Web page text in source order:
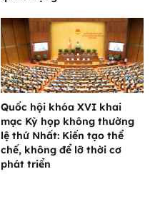
Quốc hội khóa XVI khai
mạc Kỳ họp không thường
lệ thứ Nhất: Kiến tạo thể
chế, không để lỡ thời cơ
phát triển